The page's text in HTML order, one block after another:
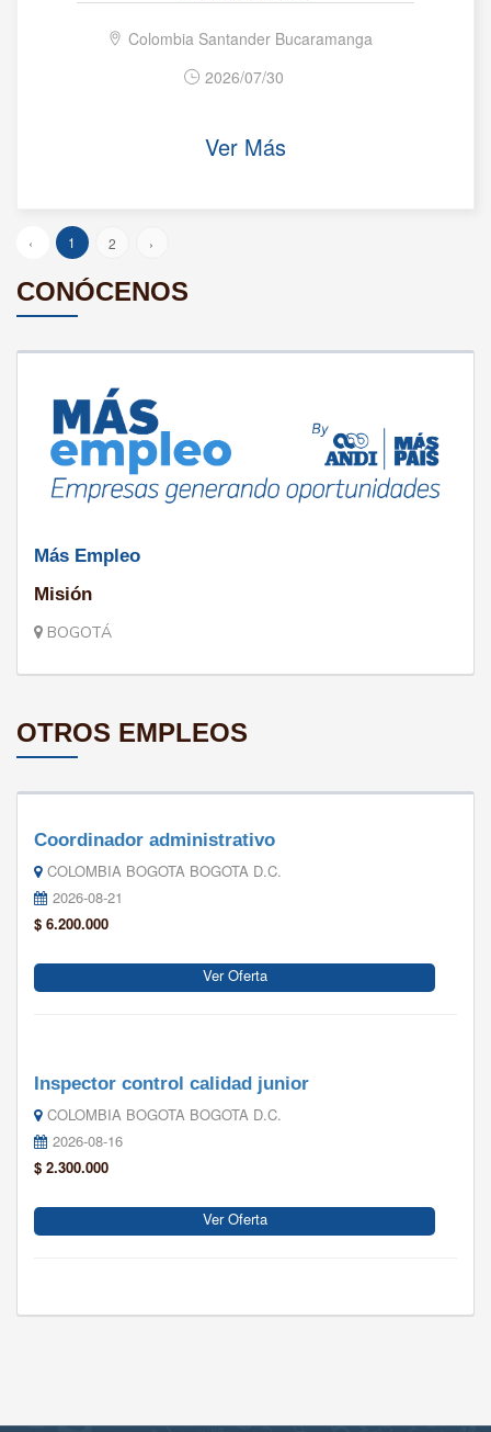
Colombia Santander Bucaramanga
2026/07/30
Ver Más
‹ 1 2 ›
CONÓCENOS
Más Empleo
Misión
BOGOTÁ
OTROS EMPLEOS
Coordinador administrativo
COLOMBIA BOGOTA BOGOTA D.C.
2026-08-21
$ 6.200.000
Ver Oferta
Inspector control calidad junior
COLOMBIA BOGOTA BOGOTA D.C.
2026-08-16
$ 2.300.000
Ver Oferta